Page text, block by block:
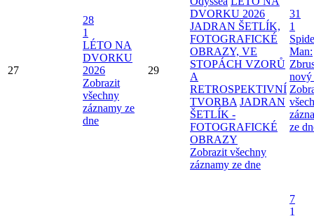
27
28
1
LÉTO NA
DVORKU
2026
Zobrazit
všechny
záznamy ze
dne
29
DVORKU 2026
JADRAN ŠETLÍK,
FOTOGRAFICKÉ
OBRAZY, VE
STOPÁCH VZORŮ
A
RETROSPEKTIVNÍ
TVORBA JADRAN
ŠETLÍK -
FOTOGRAFICKÉ
OBRAZY
Zobrazit všechny
záznamy ze dne
31
1
Man:
nový
ze
7
1